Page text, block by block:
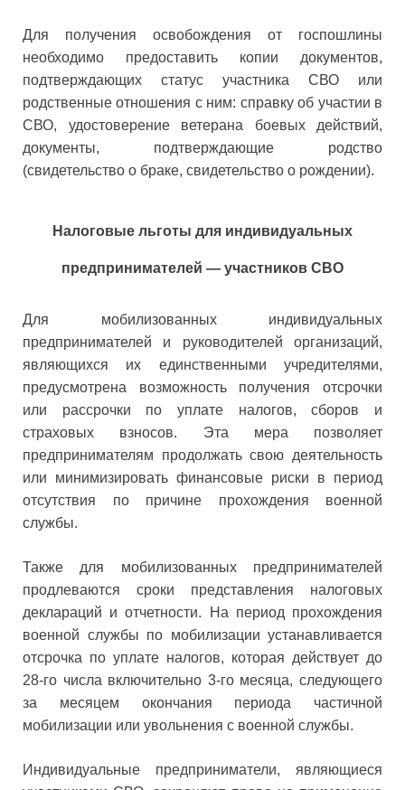
Для получения освобождения от госпошлины
необходимо предоставить копии документов,
подтверждающих статус участника СВО или
родственные отношения с ним: справку об участии в
СВО, удостоверение ветерана боевых действий,
документы, подтверждающие родство
(свидетельство о браке, свидетельство о рождении).
Налоговые льготы для индивидуальных
предпринимателей — участников СВО
Для мобилизованных индивидуальных
предпринимателей и руководителей организаций,
являющихся их единственными учредителями,
предусмотрена возможность получения отсрочки
или рассрочки по уплате налогов, сборов и
страховых взносов. Эта мера позволяет
предпринимателям продолжать свою деятельность
или минимизировать финансовые риски в период
отсутствия по причине прохождения военной
службы.
Также для мобилизованных предпринимателей
продлеваются сроки представления налоговых
деклараций и отчетности. На период прохождения
военной службы по мобилизации устанавливается
отсрочка по уплате налогов, которая действует до
28-го числа включительно 3-го месяца, следующего
за месяцем окончания периода частичной
мобилизации или увольнения с военной службы.
Индивидуальные предприниматели, являющиеся